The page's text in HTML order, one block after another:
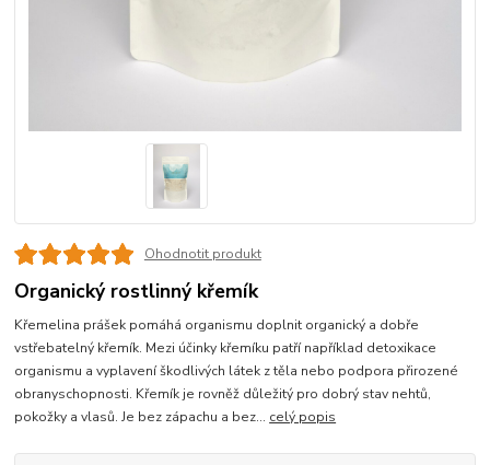
Ohodnotit produkt
Organický rostlinný křemík
Křemelina prášek pomáhá organismu doplnit organický a dobře
vstřebatelný křemík. Mezi účinky křemíku patří například detoxikace
organismu a vyplavení škodlivých látek z těla nebo podpora přirozené
obranyschopnosti. Křemík je rovněž důležitý pro dobrý stav nehtů,
pokožky a vlasů. Je bez zápachu a bez... celý popis